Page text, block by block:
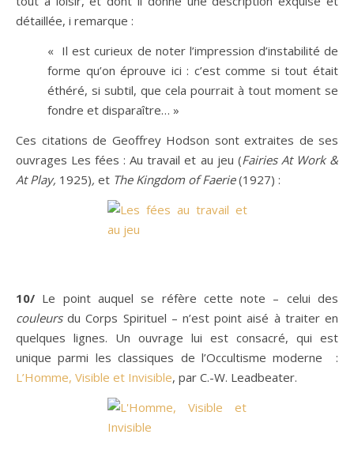
détaillée, i remarque :
« Il est curieux de noter l’impression d’instabilité de
forme qu’on éprouve ici : c’est comme si tout était
éthéré, si subtil, que cela pourrait à tout moment se
fondre et disparaître… »
Ces citations de Geoffrey Hodson sont extraites de ses
ouvrages Les fées : Au travail et au jeu (Fairies At Work &
At Play, 1925), et The Kingdom of Faerie(1927) :
10/ Le point auquel se réfère cette note – celui des
couleursdu Corps Spirituel – n’est point aisé à traiter en
quelques lignes. Un ouvrage lui est consacré, qui est
unique parmi les classiques de l’Occultisme moderne :
L’Homme, Visible et Invisible, par C.-W. Leadbeater.